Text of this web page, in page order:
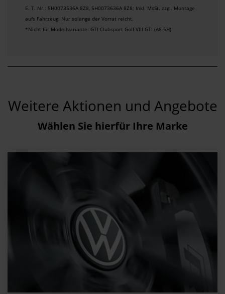
E. T. Nr.: 5H0073536A 8Z8, 5H0073636A 8Z8; Inkl. MsSt. zzgl. Montage
aufs Fahrzeug. Nur solange der Vorrat reicht.
*Nicht für Modellvariante: GTI Clubsport Golf VIII GTI (A8-5H)
Weitere Aktionen und Angebote
Wählen Sie hierfür Ihre Marke